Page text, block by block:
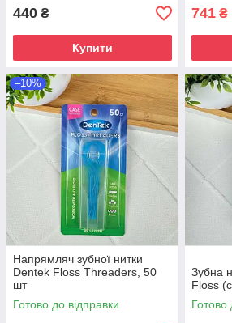
440 ₴
Купити
741 ₴
–10%
Напрямляч зубної нитки
Dentek Floss Threaders, 50
шт
Готово до відправки
Зубна
Floss
Готово